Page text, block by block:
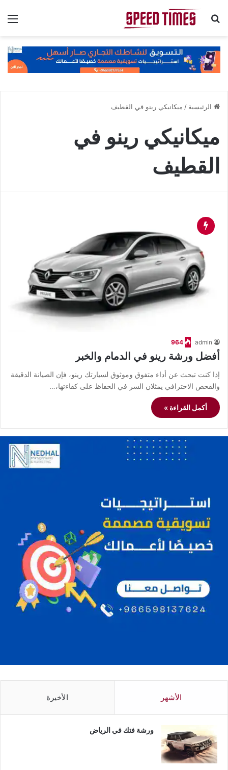
بحث عن
الرئيسية / ميكانيكي رينو في القطيف
ميكانيكي رينو في
القطيف
admin
964
أفضل ورشة رينو في الدمام والخبر
إذا كنت تبحث عن أداء متفوق وموثوق لسيارتك رينو، فإن الصيانة الدقيقة
والفحص الاحترافي يمثلان السر في الحفاظ على كفاءتها،…
أكمل القراءة »
الأشهر الأخيرة
ورشة فتك في الرياض